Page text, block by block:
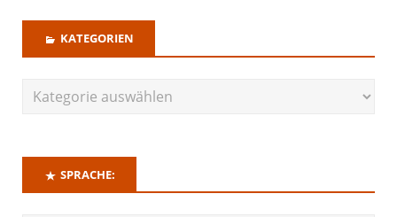
KATEGORIEN
SPRACHE: